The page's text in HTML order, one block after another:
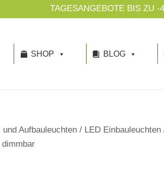
TAGESANGEBOTE BIS ZU -
SHOP BLOG
und Aufbauleuchten / LED Einbauleuchten